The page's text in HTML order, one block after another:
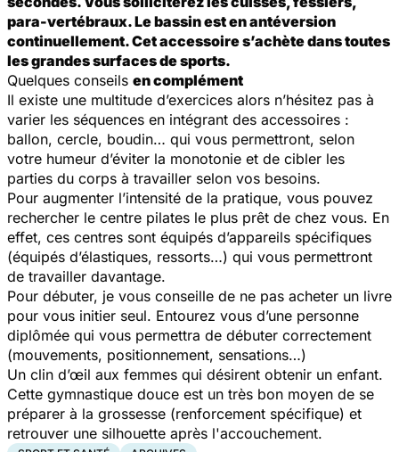
para-vertébraux. Le bassin est en antéversion
continuellement. Cet accessoire s’achète dans toutes
les grandes surfaces de sports.
Quelques conseils en complément
Il existe une multitude d’exercices alors n’hésitez pas à
varier les séquences en intégrant des accessoires :
ballon, cercle, boudin… qui vous permettront, selon
votre humeur d’éviter la monotonie et de cibler les
parties du corps à travailler selon vos besoins.
Pour augmenter l’intensité de la pratique, vous pouvez
rechercher le centre pilates le plus prêt de chez vous. En
effet, ces centres sont équipés d’appareils spécifiques
(équipés d’élastiques, ressorts…) qui vous permettront
de travailler davantage.
Pour débuter, je vous conseille de ne pas acheter un livre
pour vous initier seul. Entourez vous d’une personne
diplômée qui vous permettra de débuter correctement
(mouvements, positionnement, sensations…)
Un clin d’œil aux femmes qui désirent obtenir un enfant.
Cette gymnastique douce est un très bon moyen de se
préparer à la grossesse (renforcement spécifique) et
retrouver une silhouette après l'accouchement.